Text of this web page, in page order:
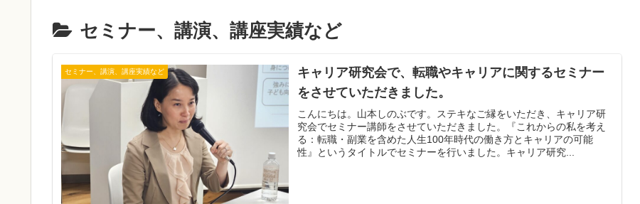
セミナー、講演、講座実績など
セミナー、講演、講座実績など
キャリア研究会で、転職やキャリアに関するセミナー
をさせていただきました。
こんにちは。山本しのぶです。ステキなご縁をいただき、キャリア研
究会でセミナー講師をさせていただきました。『これからの私を考え
る：転職・副業を含めた人生100年時代の働き方とキャリアの可能
性』というタイトルでセミナーを行いました。キャリア研究...